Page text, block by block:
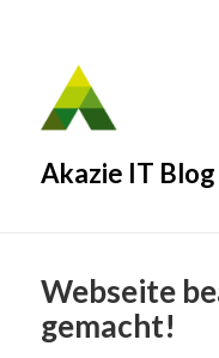
Akazie IT Blog
Webseite
gemacht!